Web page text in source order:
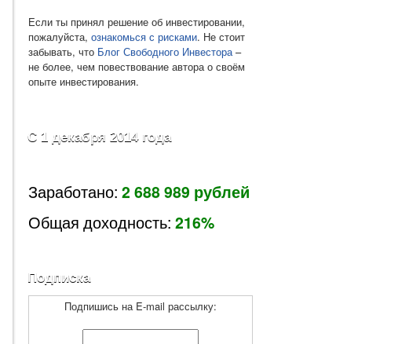
Если ты принял решение об инвестировании,
пожалуйста, ознакомься с рисками. Не стоит
забывать, что Блог Свободного Инвестора–
не более, чем повествование автора о своём
опыте инвестирования.
С 1 декабря 2014 года
Заработано: 2 688 989 рублей
Общая доходность: 216%
Подписка
Подпишись на E-mail рассылку: